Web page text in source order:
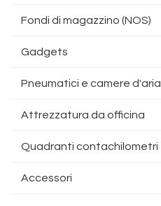
Fondi di magazzino (NOS)
Gadgets
Pneumatici e camere d'aria
Attrezzatura da officina
Quadranti contachilometri
Accessori